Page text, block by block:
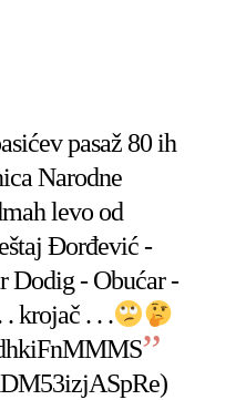
pasaž 80 ih
Narodne
levo od
Đorđević -
Dodig - Obućar -
. krojač . . .